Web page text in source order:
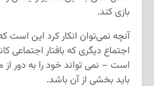
بازی کند.
آنچه نمی‌توان انکار کرد این است
اجتماع دیگری که بافتار اجتماعی
است – نمی تواند خود را به دور از
باید بخشی از آن باشد.